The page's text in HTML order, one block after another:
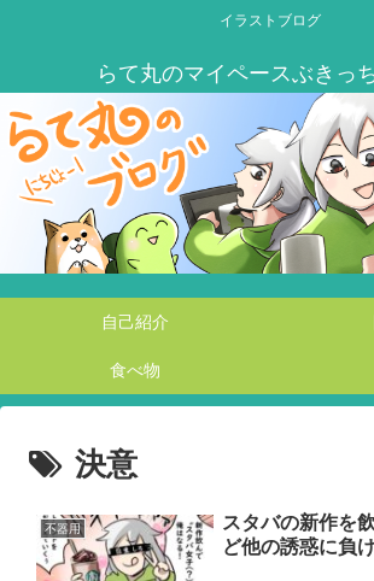
イラストブログ
自己紹介
食べ物
決意
不器用
スタバの新作を
ど他の誘惑に負